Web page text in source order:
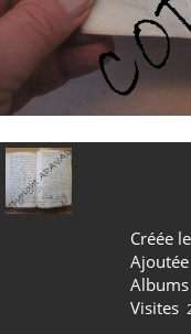
Créée le
Albums
Visites